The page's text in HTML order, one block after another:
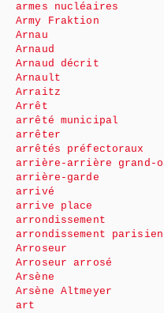
armes nucléaires
Army Fraktion
Arnau
Arnaud
Arnaud décrit
Arnault
Arraitz
Arrêt
arrêté municipal
arrêter
arrêtés préfectoraux
arrière-arrière grand-
arrière-garde
arrivé
arrive place
arrondissement
arrondissement parisien
Arroseur
Arroseur arrosé
Arsène
Arsène Altmeyer
art